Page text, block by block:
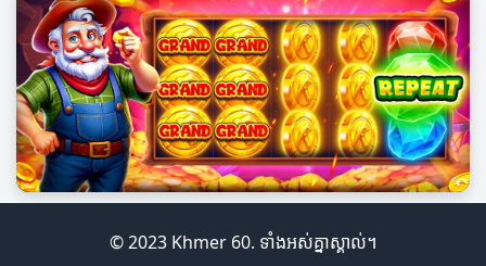
© 2023 Khmer 60. ទាំងអស់គ្នាស្គាល់។